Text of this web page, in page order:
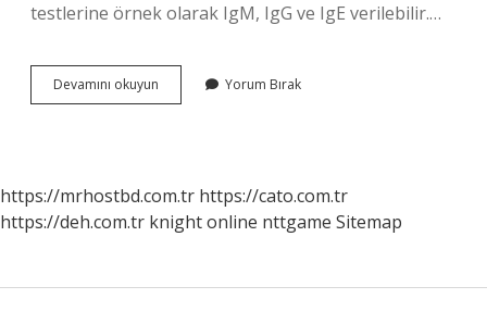
testlerine örnek olarak IgM, IgG ve IgE verilebilir.…
Devamını okuyun Immünolojik
Testler
Yorum Bırak
https://mrhostbd.com.tr https://cato.com.tr
https://deh.com.tr knight online nttgame Sitemap